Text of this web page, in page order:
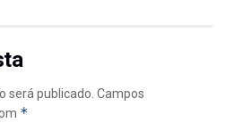
será publicado. Campos
*